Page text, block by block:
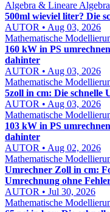
Algebra & Lineare Algebra
500ml wieviel liter? Die
AUTOR • Aug 03, 2026
Mathematische
160 kW in PS
dahinter
AUTOR • Aug 03, 2026
Mathematische
5zoll in cm: Die schnelle
AUTOR • Aug 03, 2026
Mathematische
103 kW in PS
dahinter
AUTOR • Aug 02, 2026
Mathematische
Umrechner Zoll in cm:
Umrechnung ohne
AUTOR • Jul 30, 2026
Mathematische